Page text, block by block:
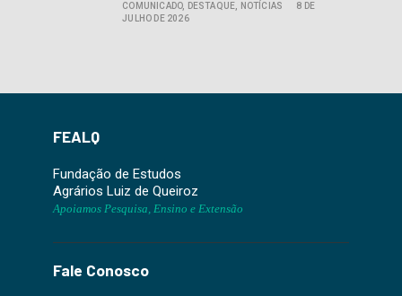
COMUNICADO, DESTAQUE, NOTÍCIAS
8 DE
JULHO DE 2026
FEALQ
Fundação de Estudos
Agrários Luiz de Queiroz
Apoiamos Pesquisa, Ensino e Extensão
Fale Conosco